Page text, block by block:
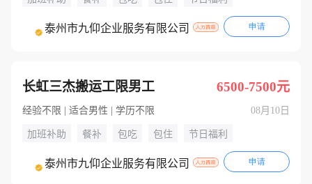
泰州市九仰企业服务有限公司 申请
长虹三杰搬运工限男工 6500-7500元
经验不限 | 适合男性 | 学历不限 08月10日
加班补助 餐补 包吃 包住 节日福利
泰州市九仰企业服务有限公司 申请